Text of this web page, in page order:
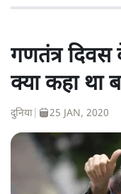
गणतंत्र दिवस
क्या कहा था
दुनिया 25 JAN, 2020